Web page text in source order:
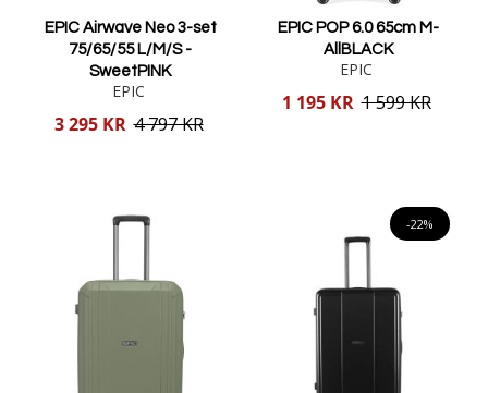
EPIC Airwave Neo 3-set
75/65/55 L/M/S -
SweetPINK
EPIC
Reducerat
3 295 KR 4 797 KR
EPIC POP 6.0 65cm M-
AllBLACK
EPIC
Reducerat
1 195 KR 1 599 KR
-22%